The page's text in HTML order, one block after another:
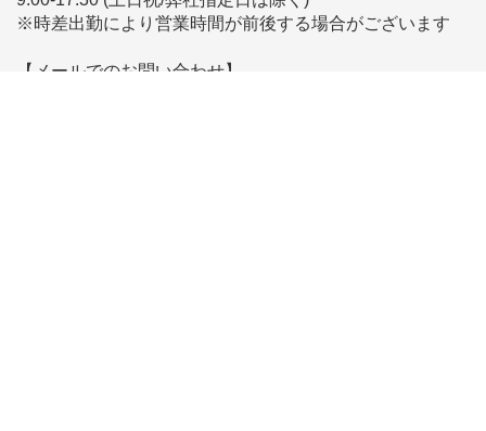
※時差出勤により営業時間が前後する場合がございます
【メールでのお問い合わせ】